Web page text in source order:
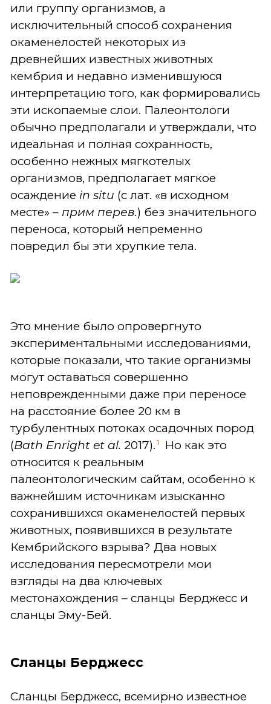
или группу организмов, а
исключительный способ сохранения
окаменелостей некоторых из
древнейших известных животных
кембрия и недавно изменившуюся
интерпретацию того, как формировались
эти ископаемые слои. Палеонтологи
обычно предполагали и утверждали, что
идеальная и полная сохранность,
особенно нежных мягкотелых
организмов, предполагает мягкое
осаждение in situ (с лат. «в исходном
месте» – прим перев.) без значительного
переноса, который непременно
повредил бы эти хрупкие тела.
Это мнение было опровергнуто
экспериментальными исследованиями,
которые показали, что такие организмы
могут оставаться совершенно
неповрежденными даже при переносе
на расстояние более 20 км в
турбулентных потоках осадочных пород
(Bath Enright et al. 2017). 1
Но как это
относится к реальным
палеонтологическим сайтам, особенно к
важнейшим источникам изысканно
сохранившихся окаменелостей первых
животных, появившихся в результате
Кембрийского взрыва? Два новых
исследования пересмотрели мои
взгляды на два ключевых
местонахождения – сланцы Берджесс и
сланцы Эму-Бей.
Сланцы Берджесс
Сланцы Берджесс, всемирно известное